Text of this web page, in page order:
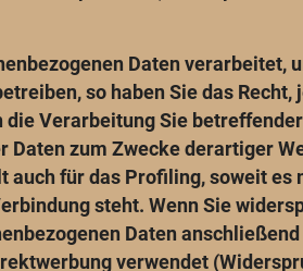
Daten verarbeitet,
so haben Sie das Recht,
die Verarbeitung Sie betreffender
Daten zum Zwecke derartiger
auch für das Profiling, soweit es
steht. Wenn Sie
Daten
verwendet